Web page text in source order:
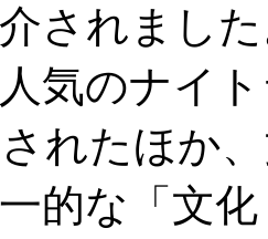
されまし
気のナイ
れたほか
的な「文